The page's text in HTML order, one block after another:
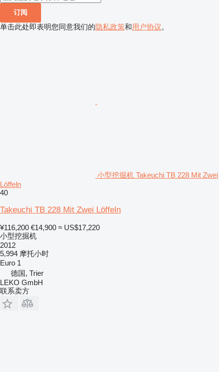
订阅
单击此处即表明您同意我们的隐私政策和用户协议。
小型挖掘机 Takeuchi TB 228 Mit Zwei
Löffeln
40
Takeuchi TB 228 Mit Zwei Löffeln
¥116,200 €14,900 ≈ US$17,220
小型挖掘机
2012
5,994 摩托小时
Euro 1
德国, Trier
LEKO GmbH
联系卖方